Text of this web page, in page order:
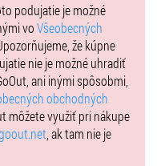
podujatie je možné
voVšeobecných
že kúpne
nie je možné uhradiť
ani inými spôsobmi,
obchodných
môžete využiť pri nákupe
, ak tam nie je